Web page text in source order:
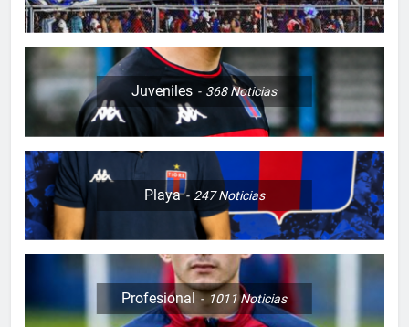
Juveniles 368Noticias
Playa 247Noticias
Profesional 1011Noticias